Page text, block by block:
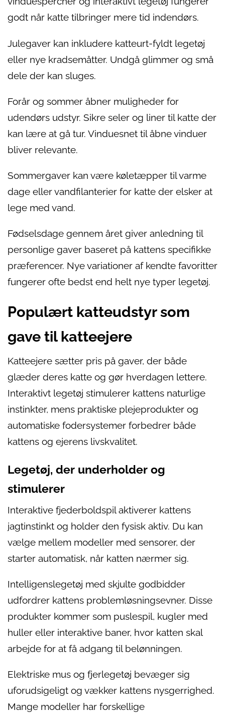
godt når katte tilbringer mere tid indendørs.
Julegaver kan inkludere katteurt-fyldt legetøj
eller nye kradsemåtter. Undgå glimmer og små
dele der kan sluges.
Forår og sommer åbner muligheder for
udendørs udstyr. Sikre seler og liner til katte der
kan lære at gå tur. Vinduesnet til åbne vinduer
bliver relevante.
Sommergaver kan være køletæpper til varme
dage eller vandfilanterier for katte der elsker at
lege med vand.
Fødselsdage gennem året giver anledning til
personlige gaver baseret på kattens specifikke
præferencer. Nye variationer af kendte favoritter
fungerer ofte bedst end helt nye typer legetøj.
Populært katteudstyr som
gave til katteejere
Katteejere sætter pris på gaver, der både
glæder deres katte og gør hverdagen lettere.
Interaktivt legetøj stimulerer kattens naturlige
instinkter, mens praktiske plejeprodukter og
automatiske fodersystemer forbedrer både
kattens og ejerens livskvalitet.
Legetøj, der underholder og
stimulerer
Interaktive fjederboldspil aktiverer kattens
jagtinstinkt og holder den fysisk aktiv. Du kan
vælge mellem modeller med sensorer, der
starter automatisk, når katten nærmer sig.
Intelligenslegetøj med skjulte godbidder
udfordrer kattens problemløsningsevner. Disse
produkter kommer som puslespil, kugler med
huller eller interaktive baner, hvor katten skal
arbejde for at få adgang til belønningen.
Elektriske mus og fjerlegetøj bevæger sig
uforudsigeligt og vækker kattens nysgerrighed.
Mange modeller har forskellige